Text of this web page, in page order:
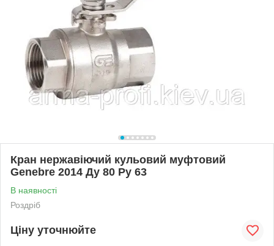
Кран нержавіючий кульовий муфтовий
Genebre 2014 Ду 80 Ру 63
В наявності
Роздріб
Ціну уточнюйте